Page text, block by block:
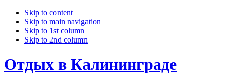
Skip to content
Skip to main navigation
Skip to 1st column
Skip to 2nd column
Отдых в Калининграде